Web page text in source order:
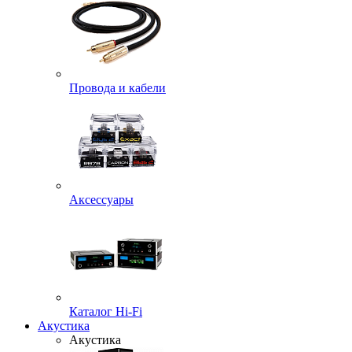
Провода и кабели
Аксессуары
Каталог Hi-Fi
Акустика
Акустика